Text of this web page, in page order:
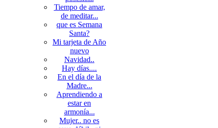
Tiempo de amar,
de meditar...
que es Semana
Santa?
Mi tarjeta de Año
nuevo
Navidad..
Hay días....
En el día de la
Madre...
Aprendiendo a
estar en
armonía...
Mujer.. no es